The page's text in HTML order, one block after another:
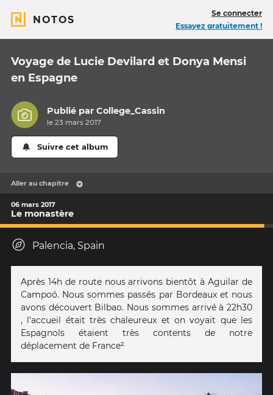
NOTOS
Se connecter
Essayez gratuitement !
Voyage de Lucie Devilard et Donya Mensi
en Espagne
Publié parCollege_Cassin
le 23 mars 2017
Suivre cet album
Aller au chapitre
06 mars 2017
Le monastère
Palencia, Spain
Après 14h de route nous arrivons bientôt à Aguilar de
Campoó. Nous sommes passés par Bordeaux et nous
avons découvert Bilbao. Nous sommes arrivé à 22h30
, l'accueil était très chaleureux et on voyait que les
Espagnols étaient très contents de notre
déplacement de France²